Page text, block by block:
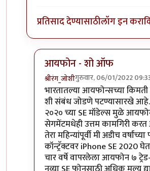
प्रतिसाद देण्यासाठीलॉग इन करा
आयफोन - शो ऑफ
श्रीरंग_जोशीगुरुवार, 06/01/2022
In reply toमोटो एज 20by
भारतातल्या आयफोन्सच्या
शी संबंध जोडणे पटण्यासारखे
२०२० च्या SE मॉडेल्स मुळे
सेगमेंटमधेही उत्तम कामगिरी
तेरा महिन्यांपूर्वी मी अडीच
कॉन्ट्रॅक्टवर iPhone SE 2020
चार वर्षे वापरलेला आयफोन ७